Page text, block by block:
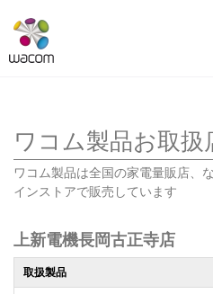
ワコム製品お取扱
ワコム製品は全国の家電量販店、
インストアで販売しています
上新電機長岡古正寺店
取扱製品